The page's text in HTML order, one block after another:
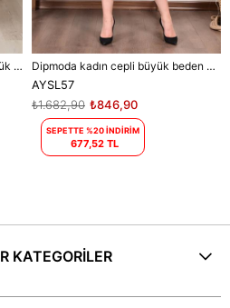
Dipmoda kadın bisiklet yaka büyük beden elbise DPAYSL43 - Mavi
Dipmoda kadın cepli büyük beden elbise DPAYSL57 - Mor
AYSL57
₺846,90
₺1.682,90
SEPETTE %20 İNDİRİM
677,52 TL
KATEGORİLER